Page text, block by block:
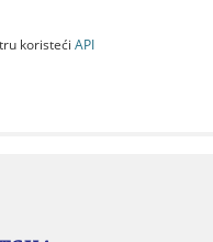
koristeći API